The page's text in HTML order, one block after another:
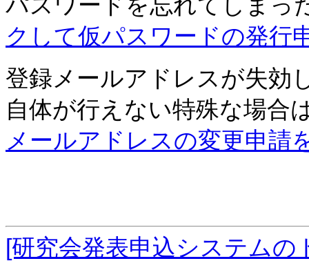
パスワードを忘れてしまっ
クして仮パスワードの発行
登録メールアドレスが失効
自体が行えない特殊な場合
メールアドレスの変更申請
[研究会発表申込システム